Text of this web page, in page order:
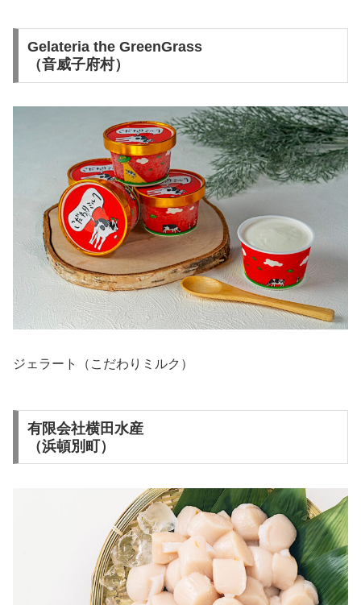
Gelateria the GreenGrass
（音威子府村）
ジェラート（こだわりミルク）
有限会社横田水産
（浜頓別町）